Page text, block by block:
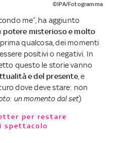
©IPA/Fotogramma
me”, ha aggiunto
potere misterioso e molto
qualcosa, dei momenti
positivi o negativi. In
questo le storie vanno
e del presente, e
dove deve stare: non
un momento dal set)
spettacolo